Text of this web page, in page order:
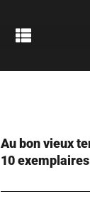
Au bon vieux
10 exemplaires